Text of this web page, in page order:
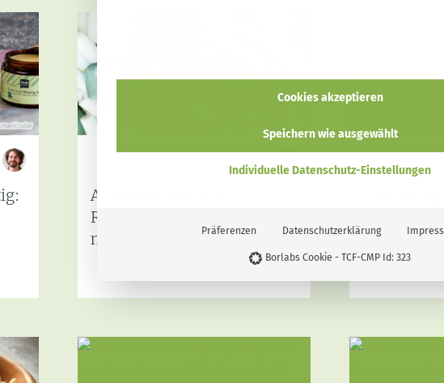
Adventskerzen aus
Recycling-Wachs –
nachhaltiges SinnLicht
Unsere
Cookies akzeptieren
Speichern wie ausgewählt
Individuelle Datenschutz-Einstellungen
Präferenzen Datenschutzerklärung
Borlabs Cookie - TCF-CMP Id: 323